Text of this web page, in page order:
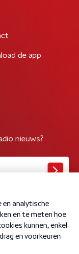
de app
nieuws?